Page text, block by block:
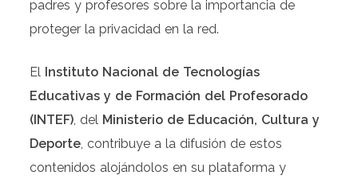
padres y profesores sobre la importancia de
proteger la privacidad en la red.
El Instituto Nacional de Tecnologías
Educativas y de Formación del Profesorado
(INTEF), del Ministerio de Educación, Cultura y
Deporte, contribuye a la difusión de estos
contenidos alojándolos en su plataforma y